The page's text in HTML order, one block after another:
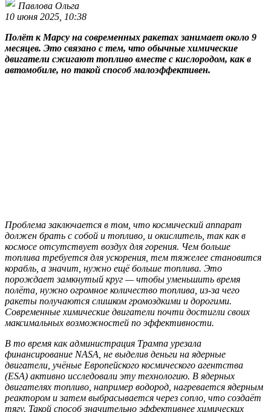
Павлова Ольга
10 июня 2025, 10:38
Полёт к Марсу на современных ракетах занимает около 9
месяцев. Это связано с тем, что обычные химические
двигатели сжигают топливо вместе с кислородом, как в
автомобиле, но такой способ малоэффективен.
Проблема заключается в том, что космический аппарат
должен брать с собой и топливо, и окислитель, так как в
космосе отсутствует воздух для горения. Чем больше
топлива требуется для ускорения, тем тяжелее становится
корабль, а значит, нужно ещё больше топлива. Это
порождает замкнутый круг — чтобы уменьшить время
полёта, нужно огромное количество топлива, из-за чего
ракеты получаются слишком громоздкими и дорогими.
Современные химические двигатели почти достигли своих
максимальных возможностей по эффективности.
В то время как администрация Трампа урезала
финансирование NASA, не выделив деньги на ядерные
двигатели, учёные Европейского космического агентства
(ESA) активно исследовали эту технологию. В ядерных
двигателях топливо, например водород, нагревается ядерным
реактором и затем выбрасывается через сопло, что создаёт
тягу. Такой способ значительно эффективнее химических